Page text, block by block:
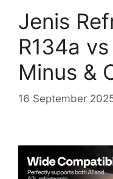
Jenis
R134a
Minus &
16 September